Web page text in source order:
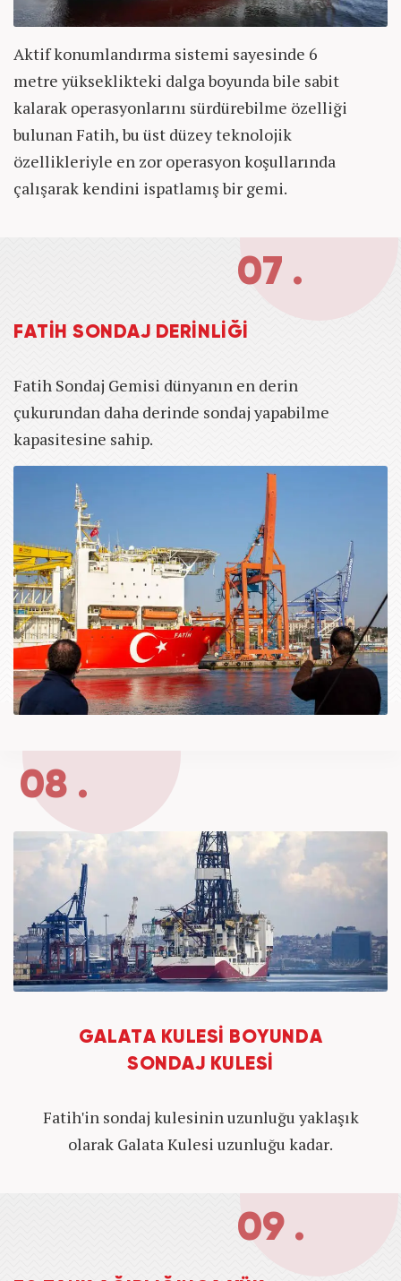
Aktif konumlandırma sistemi sayesinde 6
metre yükseklikteki dalga boyunda bile sabit
kalarak operasyonlarını sürdürebilme özelliği
bulunan Fatih, bu üst düzey teknolojik
özellikleriyle en zor operasyon koşullarında
çalışarak kendini ispatlamış bir gemi.
07 .
FATİH SONDAJ DERİNLİĞİ
Fatih Sondaj Gemisi dünyanın en derin
çukurundan daha derinde sondaj yapabilme
kapasitesine sahip.
08 .
GALATA KULESİ BOYUNDA
SONDAJ KULESİ
Fatih'in sondaj kulesinin uzunluğu yaklaşık
olarak Galata Kulesi uzunluğu kadar.
09 .